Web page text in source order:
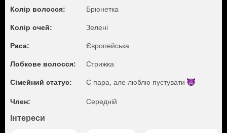
Колір волосся: Брюнетка
Колір очей: Зелені
Раса: Європейська
Лобкове волосся: Стрижка
Сімейний статус: Є пара, але люблю пустувати
Член: Середній
Інтереси